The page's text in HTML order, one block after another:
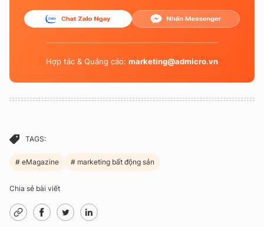
Hợp tác & Quảng cáo: marketing@admicro.vn
TAGS:
eMagazine marketing bất động sản
Chia sẻ bài viết